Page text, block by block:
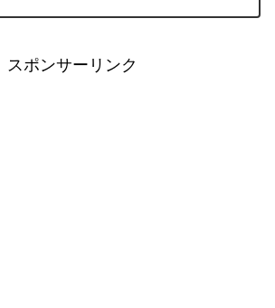
スポンサーリンク